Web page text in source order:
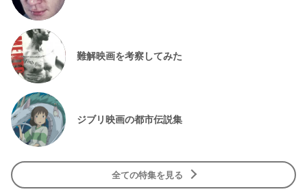
難解映画を考察してみた
ジブリ映画の都市伝説集
全ての特集を見る